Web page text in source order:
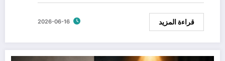
قراءة المزيد 2026-06-16